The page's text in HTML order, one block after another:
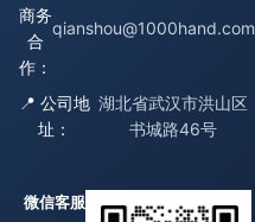
商务
合
作：
qianshou@1000hand.com
📍 公司地
址：
湖北省武汉市洪山区
书城路46号
微信客服